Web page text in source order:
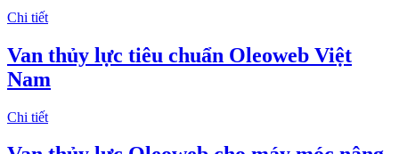
Chi tiết
Van thủy lực tiêu chuẩn Oleoweb Việt
Nam
Chi tiết